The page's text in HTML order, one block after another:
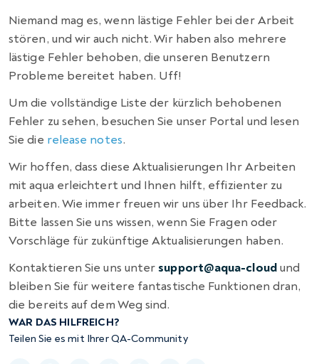
Niemand mag es, wenn lästige Fehler bei der Arbeit
stören, und wir auch nicht. Wir haben also mehrere
lästige Fehler behoben, die unseren Benutzern
Probleme bereitet haben. Uff!
Um die vollständige Liste der kürzlich behobenen
Fehler zu sehen, besuchen Sie unser Portal und lesen
Sie die release notes.
Wir hoffen, dass diese Aktualisierungen Ihr Arbeiten
mit aqua erleichtert und Ihnen hilft, effizienter zu
arbeiten. Wie immer freuen wir uns über Ihr Feedback.
Bitte lassen Sie uns wissen, wenn Sie Fragen oder
Vorschläge für zukünftige Aktualisierungen haben.
Kontaktieren Sie uns untersupport@aqua-cloudund
bleiben Sie für weitere fantastische Funktionen dran,
die bereits auf dem Weg sind.
WAR DAS HILFREICH?
Teilen Sie es mit Ihrer QA-Community